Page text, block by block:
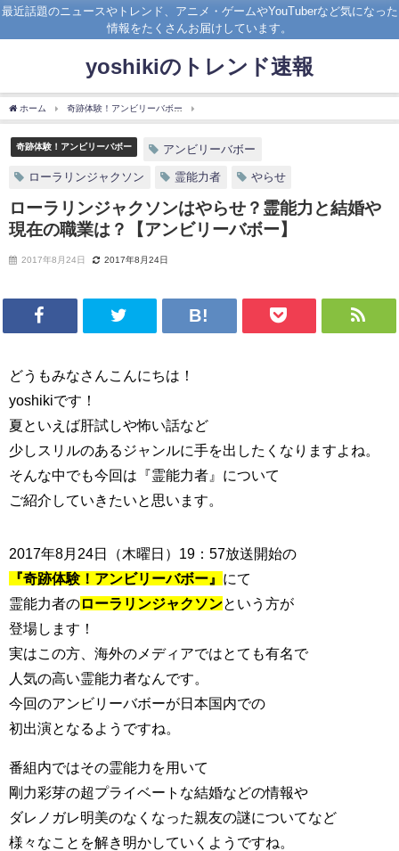
最近話題のニュースやトレンド、アニメ・ゲームやYouTuberなど気になった
情報をたくさんお届けしています。
yoshikiのトレンド速報
ホーム 奇跡体験！アンビリーバボー
奇跡体験！アンビリーバボー アンビリーバボー
ローラリンジャクソン 霊能力者 やらせ
ローラリンジャクソンはやらせ？霊能力と結婚や
現在の職業は？【アンビリーバボー】
2017年8月24日 2017年8月24日
どうもみなさんこんにちは！
yoshikiです！
夏といえば肝試しや怖い話など
少しスリルのあるジャンルに手を出したくなりますよね。
そんな中でも今回は『霊能力者』について
ご紹介していきたいと思います。
2017年8月24日（木曜日）19：57放送開始の
『奇跡体験！アンビリーバボー』 にて
霊能力者のローラリンジャクソンという方が
登場します！
実はこの方、海外のメディアではとても有名で
人気の高い霊能力者なんです。
今回のアンビリーバボーが日本国内での
初出演となるようですね。
番組内ではその霊能力を用いて
剛力彩芽の超プライベートな結婚などの情報や
ダレノガレ明美のなくなった親友の謎についてなど
様々なことを解き明かしていくようですね。